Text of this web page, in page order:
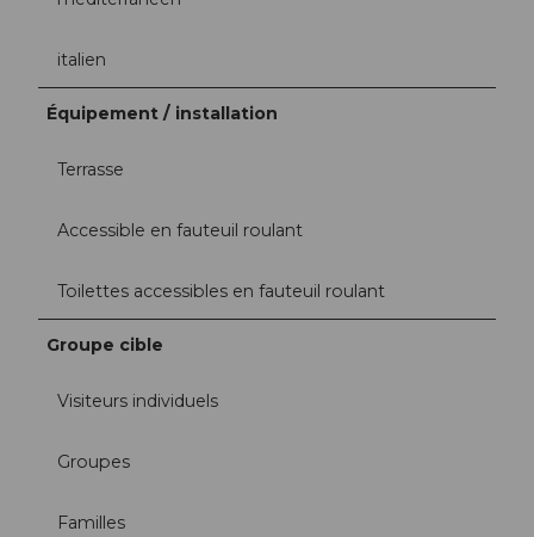
italien
Équipement / installation
Terrasse
Accessible en fauteuil roulant
Toilettes accessibles en fauteuil roulant
Groupe cible
Visiteurs individuels
Groupes
Familles